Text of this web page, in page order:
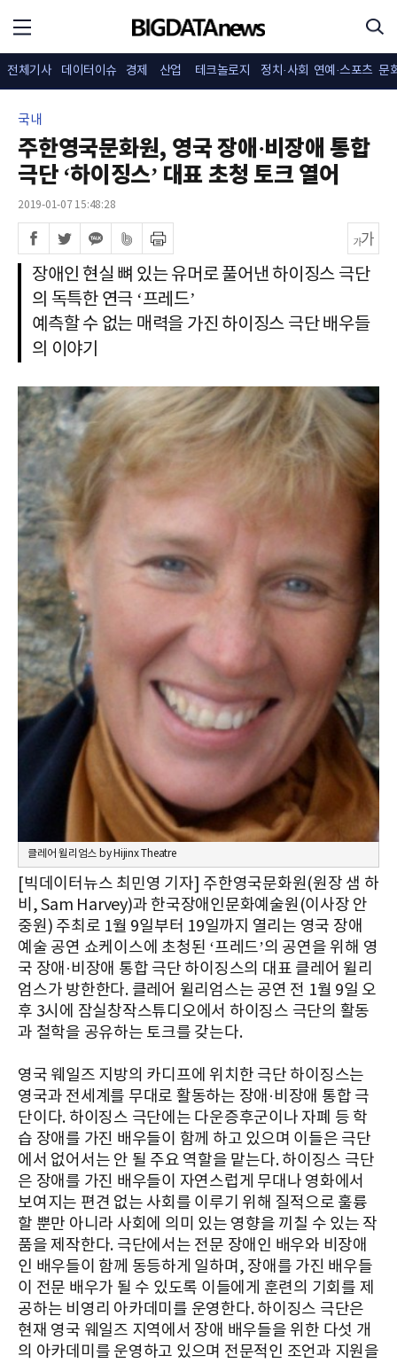
전체기사 데이터이슈 경제 산업 테크놀로지 정치·사회 연예·스포츠 문
국내
주한영국문화원, 영국 장애·비장애 통합
극단 ‘하이징스’ 대표 초청 토크 열어
2019-01-07 15:48:28
장애인 현실 뼈 있는 유머로 풀어낸 하이징스 극단
의 독특한 연극 ‘프레드’
예측할 수 없는 매력을 가진 하이징스 극단 배우들
의 이야기
클레어 윌리엄스 by Hijinx Theatre
[빅데이터뉴스 최민영 기자] 주한영국문화원(원장 샘 하
비, Sam Harvey)과 한국장애인문화예술원(이사장 안
중원) 주최로 1월 9일부터 19일까지 열리는 영국 장애
예술 공연 쇼케이스에 초청된 ‘프레드’의 공연을 위해 영
국 장애·비장애 통합 극단 하이징스의 대표 클레어 윌리
엄스가 방한한다. 클레어 윌리엄스는 공연 전 1월 9일 오
후 3시에 잠실창작스튜디오에서 하이징스 극단의 활동
과 철학을 공유하는 토크를 갖는다.
영국 웨일즈 지방의 카디프에 위치한 극단 하이징스는
영국과 전세계를 무대로 활동하는 장애·비장애 통합 극
단이다. 하이징스 극단에는 다운증후군이나 자폐 등 학
습 장애를 가진 배우들이 함께 하고 있으며 이들은 극단
에서 없어서는 안 될 주요 역할을 맡는다. 하이징스 극단
은 장애를 가진 배우들이 자연스럽게 무대나 영화에서
보여지는 편견 없는 사회를 이루기 위해 질적으로 훌륭
할 뿐만 아니라 사회에 의미 있는 영향을 끼칠 수 있는 작
품을 제작한다. 극단에서는 전문 장애인 배우와 비장애
인 배우들이 함께 동등하게 일하며, 장애를 가진 배우들
이 전문 배우가 될 수 있도록 이들에게 훈련의 기회를 제
공하는 비영리 아카데미를 운영한다. 하이징스 극단은
현재 영국 웨일즈 지역에서 장애 배우들을 위한 다섯 개
의 아카데미를 운영하고 있으며 전문적인 조언과 지원을